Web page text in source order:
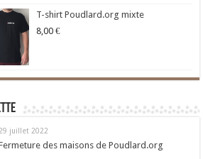
T-shirt Poudlard.org mixte
8,00 €
juillet 2022
des maisons de Poudlard.org